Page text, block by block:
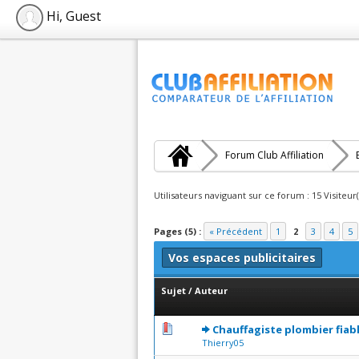
Hi, Guest
Forum Club Affiliation
Utilisateurs naviguant sur ce forum : 15
Pages (5) : « Précédent 1 2 3 4 5
Vos espaces publicitaires
Sujet / Auteur
Chauffagiste plombier
Thierry05
0 Votes - 0 sur 5 en moyenne
1234 5